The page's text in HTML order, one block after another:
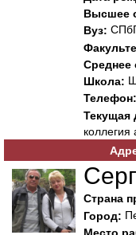
Высшее
Вуз:
Среднее
Школа:
Телефон:
Текущая
коллегия
Страна
Город: